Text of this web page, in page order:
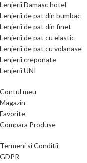
Lenjerii Damasc hotel
Lenjerii de pat din bumbac
Lenjerii de pat din finet
Lenjerii de pat cu elastic
Lenjerii de pat cu volanase
Lenjerii creponate
Lenjerii UNI
Contul meu
Magazin
Favorite
Compara Produse
Termeni si Conditii
GDPR